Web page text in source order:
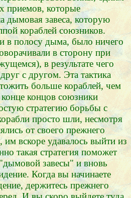
приемов, которые
дымовая завеса, которую
кораблей союзников.
в полосу дыма, было ничего
в сторону при
в результате чего
с другом. Эта тактика
больше кораблей, чем
концов союзники
стратегию борьбы с
просто шли, несмотря
от своего прежнего
вскоре удавалось выйти из
такая стратегия поможет
завесы" и вновь
Когда вы начинаете
держитесь прежнего